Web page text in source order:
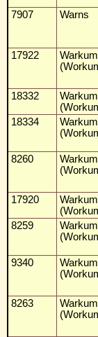
7907 Warns
17922
Warkum
18332
Warkum
18334
Warkum
8260
Warkum
17920
Warkum
8259
Warkum
9340
Warkum
8263
Warkum